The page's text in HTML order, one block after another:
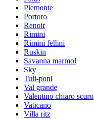
Piemonte
Portoro
Renoir
Rimini
Rimini fellini
Ruskin
Savanna marmol
Sky
Tuli-poni
Val grande
Valentino chiaro scuro
Vaticano
Villa ritz